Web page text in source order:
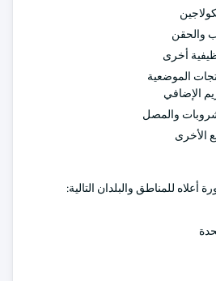
والحقن
أخرى
الموضعية
الإضافي
والمصل
الأخرى
أعلاه للمناطق والبلدان التالية: